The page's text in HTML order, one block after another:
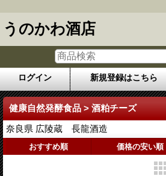
うのかわ酒店
ログイン 新規登録はこちら
健康自然発酵食品 > 酒粕チーズ
奈良県 広陵蔵 長龍酒造
おすすめ順 価格の安い順